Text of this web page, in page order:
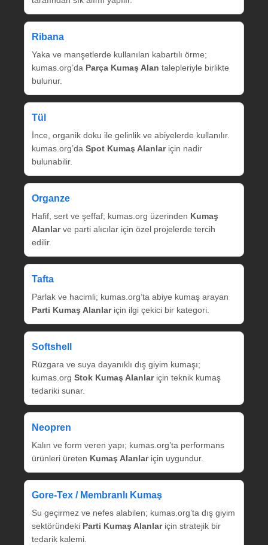
Ribana
Yaka ve manşetlerde kullanılan kabartılı örme;
kumas.org’da Parça Kumaş Alan talepleriyle birlikte
bulunur.
Tül
İnce, organik doku ile gelinlik ve abiyelerde kullanılır.
kumas.org’da Spot Kumaş Alanlariçin nadir
bulunabilir.
Organze
Hafif, sert ve şeffaf; kumas.org üzerinden Kumaş
Alanlarve parti alıcılar için özel projelerde tercih
edilir.
Tafta
Parlak ve hacimli; kumas.org’ta abiye kumaş arayan
Parti Kumaş Alanlariçin ilgi çekici bir kategori.
Softshell
Rüzgara ve suya dayanıklı dış giyim kumaşı;
kumas.org Stok Kumaş Alanlariçin teknik kumaş
tedariki sunar.
Neopren
Kalın ve form veren yapı; kumas.org’ta performans
ürünleri üreten Kumaş Alanlariçin uygundur.
Gore‑Tex / Membranlı Kumaş
Su geçirmez ve nefes alabilen; kumas.org’ta dış giyim
sektöründeki Parti Kumaş Alanlariçin stratejik bir
tedarik kalemi.